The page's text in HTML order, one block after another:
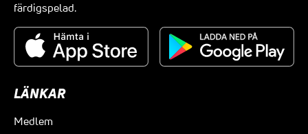
färdigspelad.
LÄNKAR
Medlem